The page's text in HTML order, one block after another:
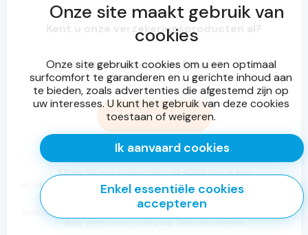
Kent u onze verzekeringsproducten al?
Meer weten over Ethias?
Doe mee en win
verzekeringsmaatschappij toegelaten in België onder het nr. 0196 en
onderworpen aan het Belgisch Recht.
www.ethias.be
info@ethias.be• RPR Luik BTW BE 0404.484.654 -
IBAN: BE72 0910 0078 4416 • BIC: GKCCBEBB.
Onze site maakt gebruik van
cookies
Onze site gebruikt cookies om u een optimaal
surfcomfort te garanderen en u gerichte inhoud aan
te bieden, zoals advertenties die afgestemd zijn op
uw interesses. U kunt het gebruik van deze cookies
toestaan of weigeren.
Ik aanvaard cookies
Enkel essentiële cookies
accepteren